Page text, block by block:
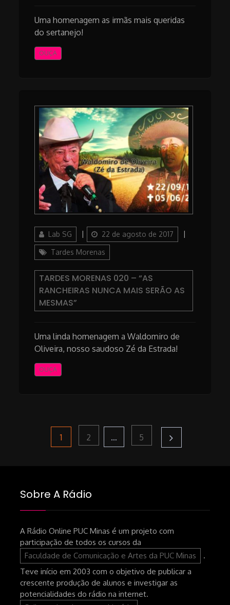
Uma homenagem as irmãs mais queridas
do sertanejo!
OUÇA
AuthorLab SG
Posted
on
22 de agosto de 2017
Tardes Morenas
TARDES MORENAS 020 – “AS
RANCHEIRAS NUNCA MAIS SERÃO AS
MESMAS”
Uma linda homenagem a Waldomiro de
Oliveira, nosso saudoso Zé da Estrada!
OUÇA
Paginação
de
posts
Page
1 Page
2 … Page
5
Sobre A Rádio
A Rádio Online PUC Minas é um projeto com
participação de todos os cursos da
Faculdade de Comunicação e Artes da PUC Minas
.
Teve início em 2003 com o objetivo de publicar a
crescente produção de alunos e investigar as
potencialidades do rádio na internet.